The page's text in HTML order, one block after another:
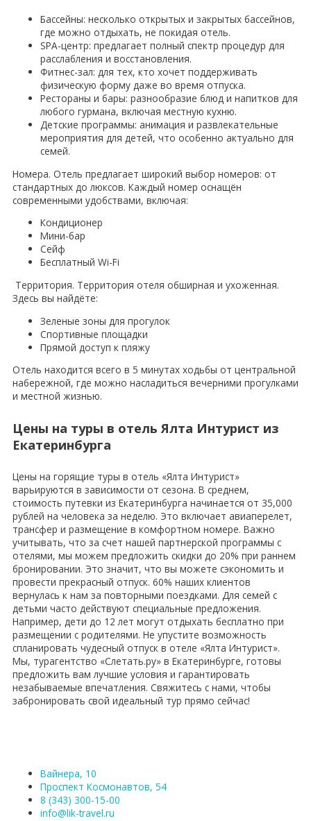
Бассейны: несколько открытых и закрытых бассейнов,
где можно отдыхать, не покидая отель.
SPA-центр: предлагает полный спектр процедур для
расслабления и восстановления.
Фитнес-зал: для тех, кто хочет поддерживать
физическую форму даже во время отпуска.
Рестораны и бары: разнообразие блюд и напитков для
любого гурмана, включая местную кухню.
Детские программы: анимация и развлекательные
мероприятия для детей, что особенно актуально для
семей.
Номера. Отель предлагает широкий выбор номеров: от
стандартных до люксов. Каждый номер оснащён
современными удобствами, включая:
Кондиционер
Мини-бар
Сейф
Бесплатный Wi-Fi
Территория. Территория отеля обширная и ухоженная.
Здесь вы найдёте:
Зеленые зоны для прогулок
Спортивные площадки
Прямой доступ к пляжу
Отель находится всего в 5 минутах ходьбы от центральной
набережной, где можно насладиться вечерними прогулками
и местной жизнью.
Цены на туры в отель Ялта Интурист из
Екатеринбурга
Цены на горящие туры в отель «Ялта Интурист»
варьируются в зависимости от сезона. В среднем,
стоимость путевки из Екатеринбурга начинается от 35,000
рублей на человека за неделю. Это включает авиаперелет,
трансфер и размещение в комфортном номере. Важно
учитывать, что за счет нашей партнерской программы с
отелями, мы можем предложить скидки до 20% при раннем
бронировании. Это значит, что вы можете сэкономить и
провести прекрасный отпуск. 60% наших клиентов
вернулась к нам за повторными поездками. Для семей с
детьми часто действуют специальные предложения.
Например, дети до 12 лет могут отдыхать бесплатно при
размещении с родителями. Не упустите возможность
спланировать чудесный отпуск в отеле «Ялта Интурист».
Мы, турагентство «Слетать.ру» в Екатеринбурге, готовы
предложить вам лучшие условия и гарантировать
незабываемые впечатления. Свяжитесь с нами, чтобы
забронировать свой идеальный тур прямо сейчас!
Вайнера, 10
Проспект Космонавтов, 54
8 (343) 300-15-00
info@lik-travel.ru